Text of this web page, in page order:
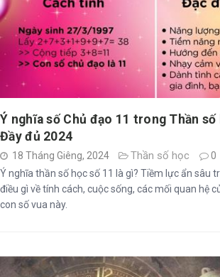
Ý nghĩa số Chủ đạo 11 trong Thần
Đầy đủ 2024
18 Tháng Giêng, 2024 Thần số học
0
Ý nghĩa thần số học số 11 là gì? Tiềm lực ẩn sâu
điều gì về tính cách, cuộc sống, các mối quan hệ
con số vua này.